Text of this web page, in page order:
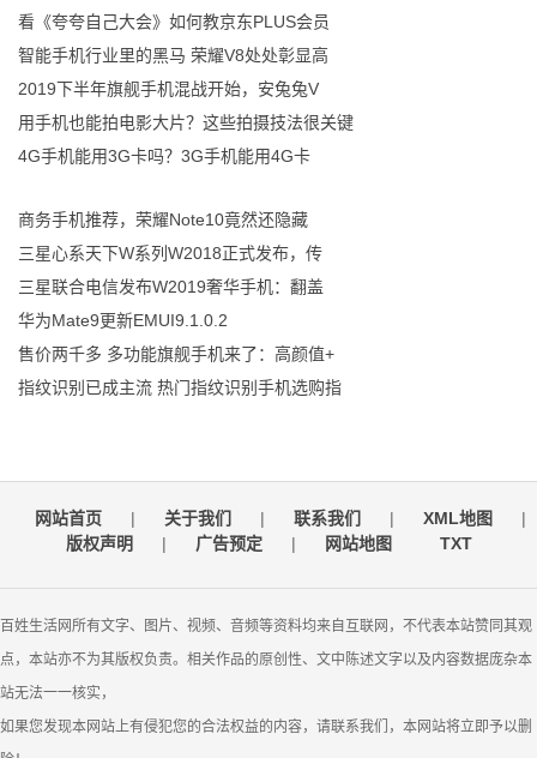
看《夸夸自己大会》如何教京东PLUS会员
智能手机行业里的黑马 荣耀V8处处彰显高
2019下半年旗舰手机混战开始，安兔兔V
用手机也能拍电影大片？这些拍摄技法很关键
4G手机能用3G卡吗？3G手机能用4G卡
商务手机推荐，荣耀Note10竟然还隐藏
三星心系天下W系列W2018正式发布，传
三星联合电信发布W2019奢华手机：翻盖
华为Mate9更新EMUI9.1.0.2
售价两千多 多功能旗舰手机来了：高颜值+
指纹识别已成主流 热门指纹识别手机选购指
网站首页 | 关于我们 | 联系我们 | XML地图
|
版权声明
| 广告预定 | 网站地图 TXT
百姓生活网所有文字、图片、视频、音频等资料均来自互联网，不代表本站赞同其观
点，本站亦不为其版权负责。相关作品的原创性、文中陈述文字以及内容数据庞杂本
站无法一一核实，
如果您发现本网站上有侵犯您的合法权益的内容，请联系我们，本网站将立即予以删